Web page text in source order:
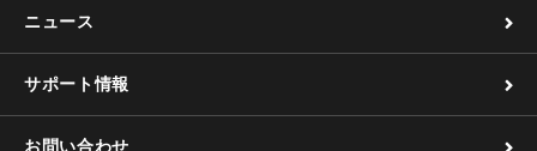
ニュース
サポート情報
お問い合わせ